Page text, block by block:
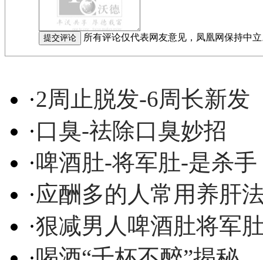
所有评论仅代表网友意见，凤凰网保持中
·2周止脱发-6周长新发
·口臭-祛除口臭妙招
·啤酒肚-将军肚-是杀手
·应酬多的人常用养肝
·狠减男人啤酒肚将军